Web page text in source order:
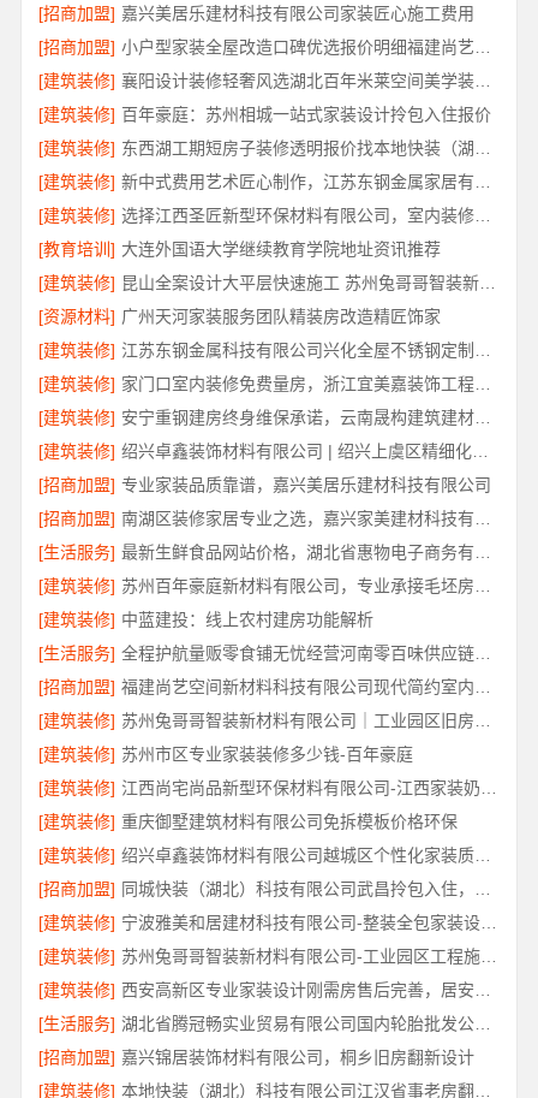
[招商加盟] 嘉兴美居乐建材科技有限公司家装匠心施工费用
[招商加盟]
[建筑装修]
襄阳设计装修轻奢风选湖北百年米莱空间美学装饰材料有限公司
[建筑装修] 百年豪庭：苏州相城一站式家装设计拎包入住报价
[建筑装修]
[建筑装修]
[建筑装修]
选择江西圣匠新型环保材料有限公司，室内装修设计施工厂家
[教育培训] 大连外国语大学继续教育学院地址资讯推荐
[建筑装修]
昆山全案设计大平层快速施工 苏州兔哥哥智装新材料
[资源材料] 广州天河家装服务团队精装房改造精匠饰家
[建筑装修]
[建筑装修]
家门口室内装修免费量房，浙江宜美嘉装饰工程有限公司上门服务
[建筑装修]
安宁重钢建房终身维保承诺，云南晟构建筑建材有限公司保障
[建筑装修]
绍兴卓鑫装饰材料有限公司 | 绍兴上虞区精细化全包质量有保障
[招商加盟] 专业家装品质靠谱，嘉兴美居乐建材科技有限公司
[招商加盟]
[生活服务]
[建筑装修]
[建筑装修] 中蓝建投：线上农村建房功能解析
[生活服务]
全程护航量贩零食铺无忧经营河南零百味供应链有限公司
[招商加盟]
[建筑装修]
[建筑装修] 苏州市区专业家装装修多少钱-百年豪庭
[建筑装修]
[建筑装修] 重庆御墅建筑材料有限公司免拆模板价格环保
[建筑装修]
绍兴卓鑫装饰材料有限公司越城区个性化家装质量有保障
[招商加盟]
[建筑装修]
宁波雅美和居建材科技有限公司-整装全包家装设计厨卫改造
[建筑装修]
苏州兔哥哥智装新材料有限公司-工业园区工程施工二手房全包服务
[建筑装修]
[生活服务]
湖北省腾冠畅实业贸易有限公司国内轮胎批发公司流程详解
[招商加盟] 嘉兴锦居装饰材料有限公司，桐乡旧房翻新设计
[建筑装修]